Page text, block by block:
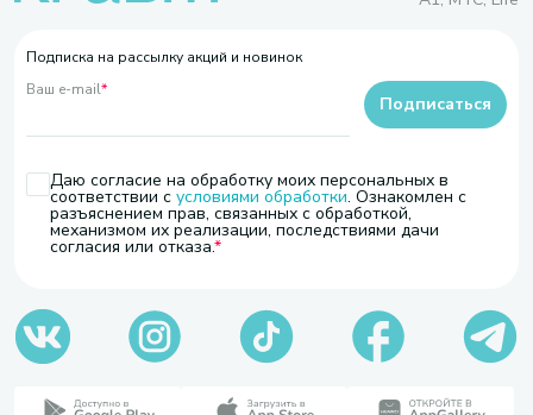
Подписка на рассылку акций и новинок
Ваш e-mail*
Даю согласие на обработку моих персональных в
соответствии с условиями обработки. Ознакомлен с
разъяснением прав, связанных с обработкой,
механизмом их реализации, последствиями дачи
согласия или отказа.
Подписаться